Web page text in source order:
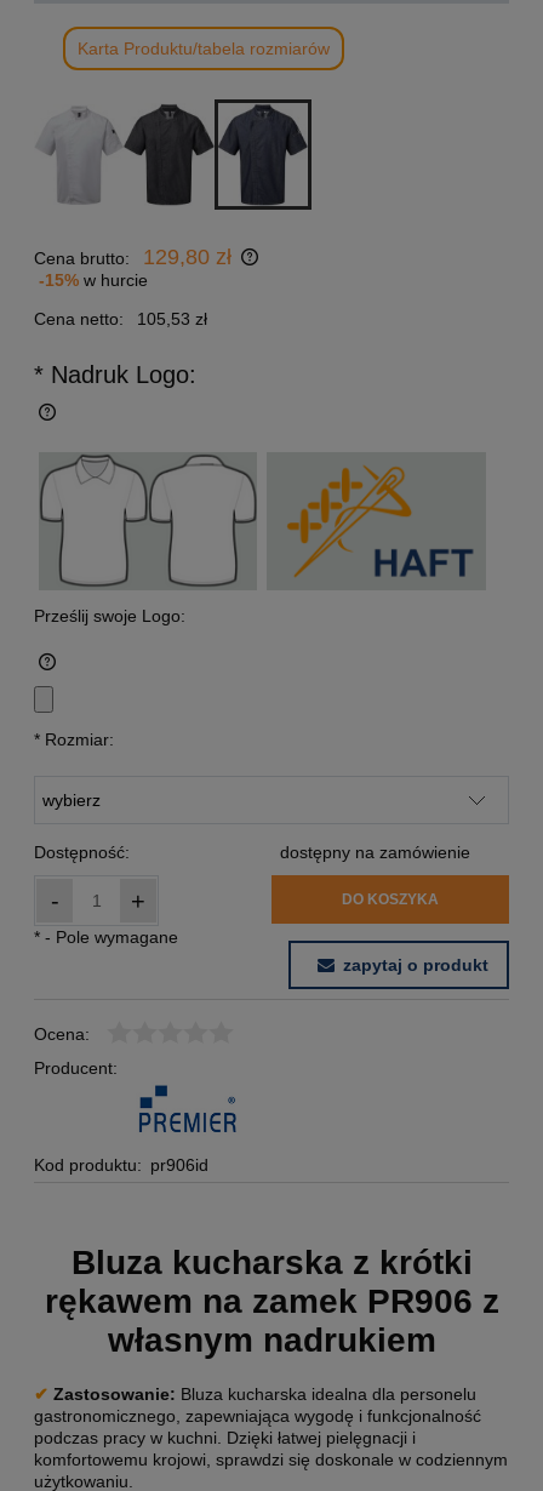
Karta Produktu/tabela rozmiarów
Cena brutto: 129,80 zł
-15% w hurcie
Cena netto:
105,53 zł
* Nadruk Logo:
Prześlij swoje Logo:
* Rozmiar:
Dostępność: dostępny na zamówienie
- + DO KOSZYKA
* - Pole wymagane
zapytaj o produkt
Ocena:
Producent:
Kod produktu: pr906id
Bluza kucharska z krótki
rękawem na zamek PR906 z
własnym nadrukiem
✔ Zastosowanie: Bluza kucharska idealna dla personelu
gastronomicznego, zapewniająca wygodę i funkcjonalność
podczas pracy w kuchni. Dzięki łatwej pielęgnacji i
komfortowemu krojowi, sprawdzi się doskonale w codziennym
użytkowaniu.